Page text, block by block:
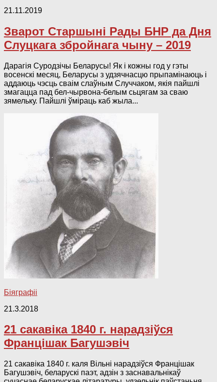
21.11.2019
Зварот Старшыні Рады БНР да Дня
Слуцкага збройнага чыну – 2019
Дарагія Суродзічы Беларусы! Як і кожны год у гэты
восенскі месяц, Беларусы з удзячнасцю прыпамінаюць і
аддаюць чэсць сваім слаўным Случчаком, якія пайшлі
змагацца пад бел-чырвона-белым сьцягам за сваю
зямельку. Пайшлі ўміраць каб жыла...
Біяграфіі
21.3.2018
21 сакавіка 1840 г. нарадзіўся
Францішак Багушэвіч
21 сакавіка 1840 г. каля Вільні нарадзіўся Францішак
Багушэвіч, беларускі паэт, адзін з заснавальнікаў